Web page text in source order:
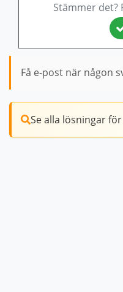
Stämmer det?
Få e-post när någon
Se alla lösningar för